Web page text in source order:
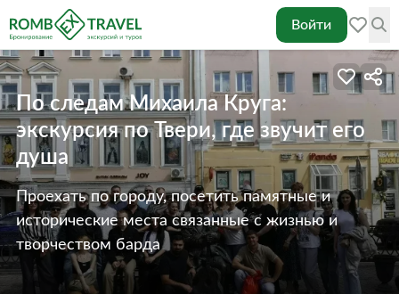
Войти
По следам Михаила Круга:
экскурсия по Твери, где звучит его
душа
Проехать по городу, посетить памятные и
исторические места связанные с жизнью и
творчеством барда